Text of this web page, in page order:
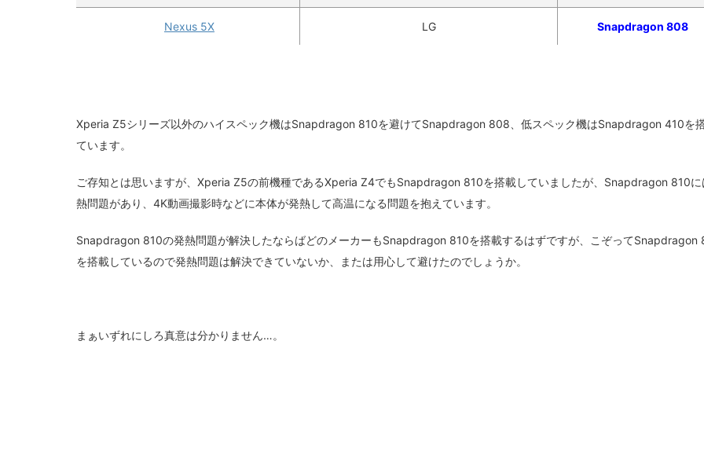
Nexus 5X LG Snapdragon 808
Xperia Z5シリーズ以外のハイスペック機はSnapdragon 810を避けてSnapdragon 808、低スペック機はSnapdragon 410を
ています。
ご存知とは思いますが、Xperia Z5の前機種であるXperia Z4でもSnapdragon 810を搭載していましたが、Snapdragon 810に
熱問題があり、4K動画撮影時などに本体が発熱して高温になる問題を抱えています。
Snapdragon 810の発熱問題が解決したならばどのメーカーもSnapdragon 810を搭載するはずですが、こぞってSnapdragon
を搭載しているので発熱問題は解決できていないか、または用心して避けたのでしょうか。
まぁいずれにしろ真意は分かりません…。